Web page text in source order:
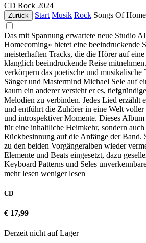
CD Rock 2024
Zurück Start Musik Rock Songs Of
Das mit Spannung erwartete neue Studio
Homecoming» bietet eine beeindruckende
meisterhaften Tracks, die die Hörer auf
klanglich beeindruckende Reise
verkörpern das poetische und musikalische
Sänger und Mastermind Michael Sele auf
kaum ein anderer versteht er es,
Melodien zu verbinden. Jedes Lied erzählt
und entführt die Zuhörer in eine Welt voller
und introspektiver Momente. Dieses
für eine inhaltliche Heimkehr, sondern
Rückbesinnung auf die Anfänge der Band.
zu den beiden Vorgängeralben wieder
Elemente und Beats eingesetzt, dazu
Keyboard Patterns und Seles
mehr lesen weniger lesen
CD
€ 17,99
Derzeit nicht auf Lager